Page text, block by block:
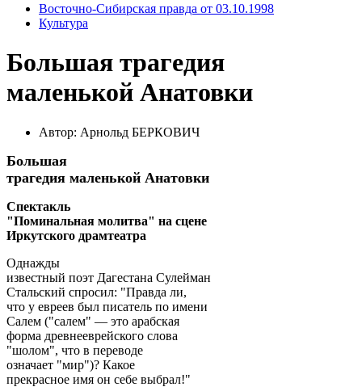
Восточно-Сибирская правда от 03.10.1998
Культура
Большая трагедия
маленькой Анатовки
Автор: Арнольд БЕРКОВИЧ
Большая
трагедия маленькой Анатовки
Спектакль
"Поминальная молитва" на сцене
Иркутского драмтеатра
Однажды
известный поэт Дагестана Сулейман
Стальский спросил: "Правда ли,
что у евреев был писатель по имени
Салем ("салем" — это арабская
форма древнееврейского слова
"шолом", что в переводе
означает "мир")? Какое
прекрасное имя он себе выбрал!"